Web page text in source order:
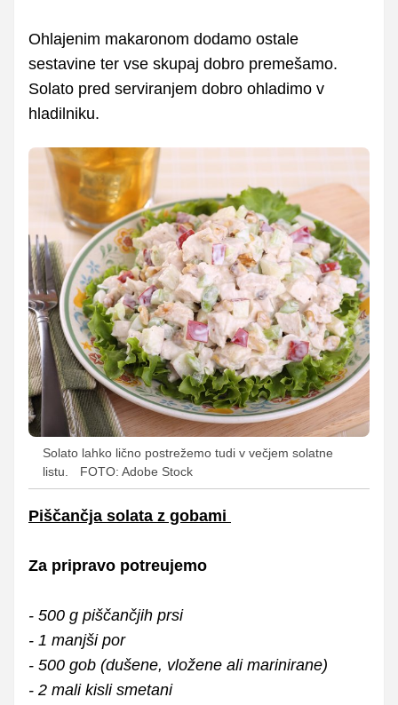
Ohlajenim makaronom dodamo ostale
sestavine ter vse skupaj dobro premešamo.
Solato pred serviranjem dobro ohladimo v
hladilniku.
Solato lahko lično postrežemo tudi v večjem solatne
listu.
FOTO: Adobe Stock
Piščančja solata z gobami
Za pripravo potreujemo
- 500 g piščančjih prsi
- 1 manjši por
- 500 gob (dušene, vložene ali marinirane)
- 2 mali kisli smetani